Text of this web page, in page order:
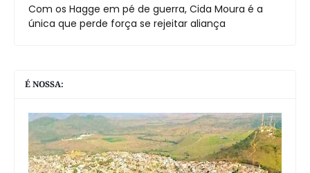
Com os Hagge em pé de guerra, Cida Moura é a
única que perde força se rejeitar aliança
É NOSSA: